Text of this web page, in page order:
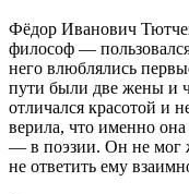
Фёдор Иванович
философ —
него влюблялись
пути были две жены и
отличался красотой и
верила, что именно
— в поэзии. Он не мог
не ответить ему